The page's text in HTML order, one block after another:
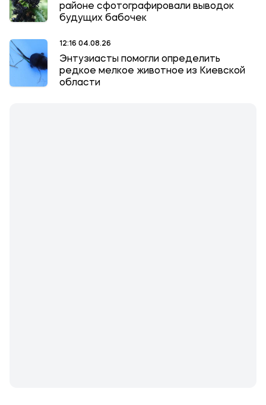
районе сфотографировали выводок
будущих бабочек
12:16 04.08.26
Энтузиасты помогли определить
редкое мелкое животное из Киевской
области